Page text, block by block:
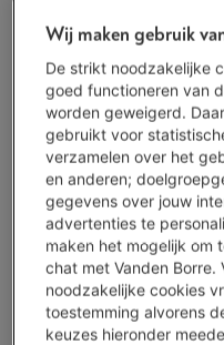
Beperkt beschikbaar-
€ 31,95
Wij maken gebruik
De strikt noodzakelijke
goed functioneren van
worden geweigerd.
gebruikt voor
verzamelen over het
en anderen;
gegevens over jouw
advertenties te
maken het mogelijk om
chat met Vanden Borre.
noodzakelijke cookies
toestemming alvorens
keuzes hieronder